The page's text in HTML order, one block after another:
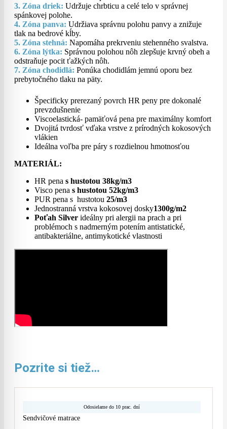
3. Zóna driek: Udržuje chrbticu a celé telo v správnej
spánkovej polohe.
4. Zóna panva: Udržiava správnu polohu panvy a znižuje
tlak na bedrové kĺby.
5. Zóna stehná: Napomáha prekrveniu stehenného svalstva.
6. Zóna lýtka: Správnou polohou nôh zlepšuje krvný obeh a
odstraňuje pocit ťažkých nôh.
7. Zóna chodidlá: Ponúka chodidlám jemnú oporu bez
prebytočného tlaku na päty.
Špecificky prerezaný povrch HR peny pre dokonalé
prevzdušnenie
Viscoelastická- pamäťová pena pre maximálny komfort
Dvojitá tvrdosť vďaka vrstve z prírodných kokosových
vlákien
Ideálna voľba pre páry s rozdielnou hmotnosťou
MATERIÁL:
HR pena s hustotou 38kg/m3
Visco pena s hustotou 52kg/m3
PUR pena s hustotou 25/m3
Jednostranná vrstva kokosovej dosky1300g/m2
Poťah Silver ideálny pri alergii na prach a pri
problémoch s nadmerným potením antistatické,
antibakteriálne, antimykotické vlastnosti
Pozrite si tiež…
Odosielame do 10 prac. dní
Sendvičové matrace